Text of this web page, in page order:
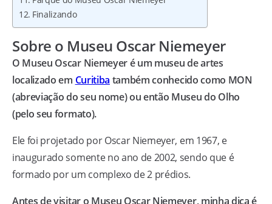
Finalizando
Sobre o Museu Oscar Niemeyer
O Museu Oscar Niemeyer é um museu de artes
localizado em Curitiba também conhecido como MON
(abreviação do seu nome) ou então Museu do Olho
(pelo seu formato).
Ele foi projetado por Oscar Niemeyer, em 1967, e
inaugurado somente no ano de 2002, sendo que é
formado por um complexo de 2 prédios.
Antes de visitar o Museu Oscar Niemeyer, minha dica é